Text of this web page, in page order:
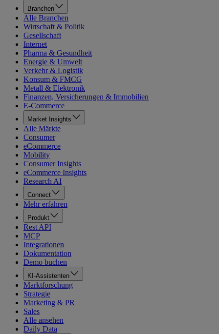
Branchen
Alle Branchen
Wirtschaft & Politik
Gesellschaft
Internet
Pharma & Gesundheit
Energie & Umwelt
Verkehr & Logistik
Konsum & FMCG
Metall & Elektronik
Finanzen, Versicherungen & Immobilien
E-Commerce
Market Insights
Alle Märkte
Consumer
eCommerce
Mobility
Consumer Insights
eCommerce Insights
Research AI
Connect
Mehr erfahren
Produkt
Rest API
MCP
Integrationen
Dokumentation
Demo buchen
KI-Assistenten
Marktforschung
Strategie
Marketing & PR
Sales
Alle ansehen
Daily Data